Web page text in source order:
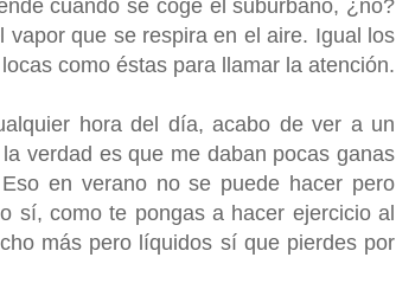
cuando se coge el suburbano, ¿no?
que se respira en el aire. Igual los
como éstas para llamar la atención.
hora del día, acabo de ver a un
verdad es que me daban pocas ganas
en verano no se puede hacer pero
sí, como te pongas a hacer ejercicio al
más pero líquidos sí que pierdes por